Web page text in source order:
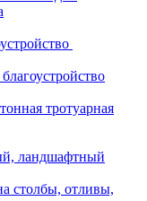
тротуарная
ландшафтный
столбы, отливы,